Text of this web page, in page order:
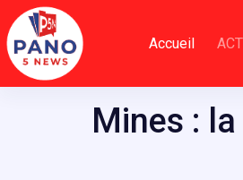
Passer
au
contenu
Accueil
Mines :